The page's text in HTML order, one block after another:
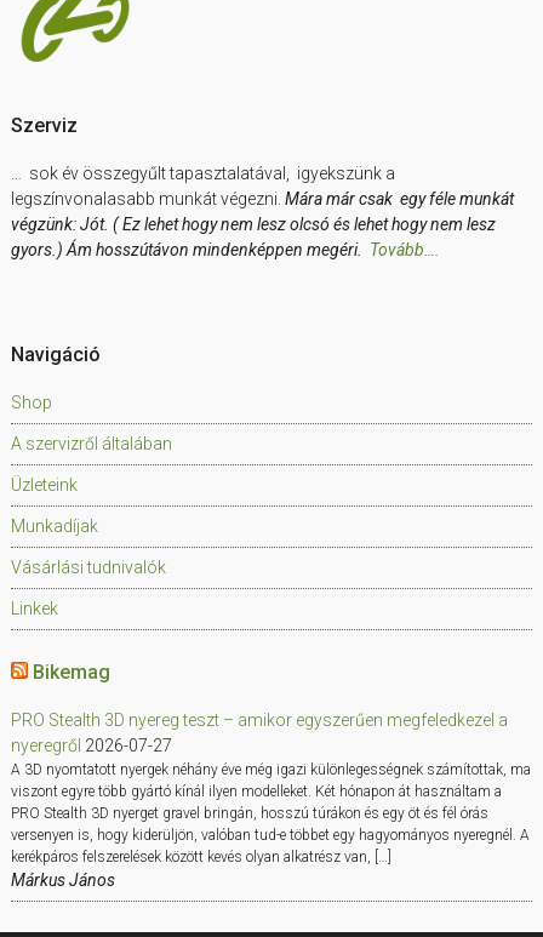
Szerviz
… sok év összegyűlt tapasztalatával, igyekszünk a
legszínvonalasabb munkát végezni. Mára már csak egy féle munkát
végzünk: Jót. ( Ez lehet hogy nem lesz olcsó és lehet hogy nem lesz
gyors.) Ám hosszútávon mindenképpen megéri. Tovább….
Navigáció
Shop
A szervizről általában
Üzleteink
Munkadíjak
Vásárlási tudnivalók
Linkek
Bikemag
PRO Stealth 3D nyereg teszt – amikor egyszerűen megfeledkezel a
nyeregről 2026-07-27
A 3D nyomtatott nyergek néhány éve még igazi különlegességnek számítottak, ma
viszont egyre több gyártó kínál ilyen modelleket. Két hónapon át használtam a
PRO Stealth 3D nyerget gravel bringán, hosszú túrákon és egy öt és fél órás
versenyen is, hogy kiderüljön, valóban tud-e többet egy hagyományos nyeregnél. A
kerékpáros felszerelések között kevés olyan alkatrész van, […]
Márkus János